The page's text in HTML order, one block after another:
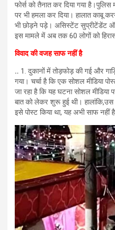
फोर्स को तैनात कर दिया गया है।पुलिस
पर भी हमला कर दिया। हालात
भी छोड़ने पड़े। असिस्टेंट सुप्रीटेंडेंट
इस मामले में अब तक 60 लोगों को
विवाद की वजह साफ नहीं है
.. 1. दुकानों में तोड़फोड़ की गई और
गया। चर्चा है कि एक सोशल मीडिया
जा रहा है कि यह घटना सोशल
बात को लेकर शुरू हुई थी।
इसे पोस्ट किया था, यह अभी साफ नहीं